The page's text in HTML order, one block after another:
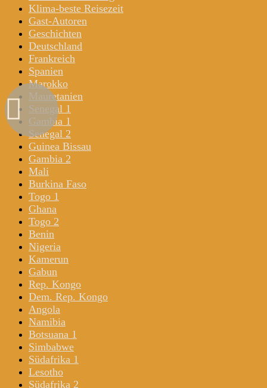
Klima-beste Reisezeit
Gast-Autoren
Geschichten
Deutschland
Frankreich
Spanien
Marokko
Mauretanien
Senegal 1
Gambia 1
Senegal 2
Guinea Bissau
Gambia 2
Mali
Burkina Faso
Togo 1
Ghana
Togo 2
Benin
Nigeria
Kamerun
Gabun
Rep. Kongo
Dem. Rep. Kongo
Angola
Namibia
Botsuana 1
Simbabwe
Südafrika 1
Lesotho
Südafrika 2